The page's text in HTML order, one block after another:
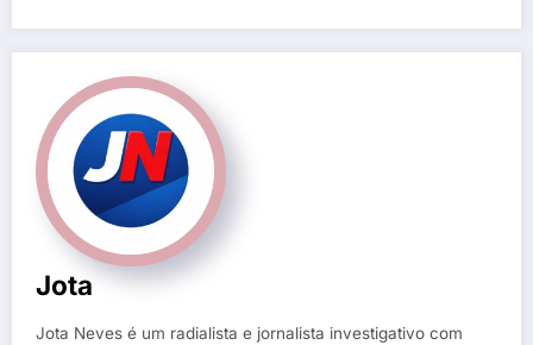
Jota
Jota Neves é um radialista e jornalista investigativo com